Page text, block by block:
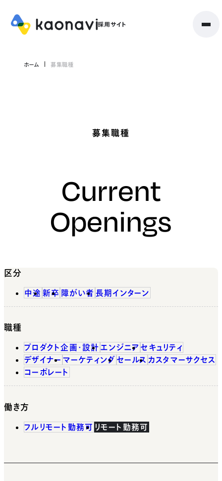
ホーム 募集職種
募集職種
Current
Openings
区分
中途 新卒 障がい者 長期インターン
職種
プロダクト企画・設計 エンジニア セキュリティ
デザイナー マーケティング セールス カスタマーサクセス
コーポレート
働き方
フルリモート勤務可 リモート勤務可